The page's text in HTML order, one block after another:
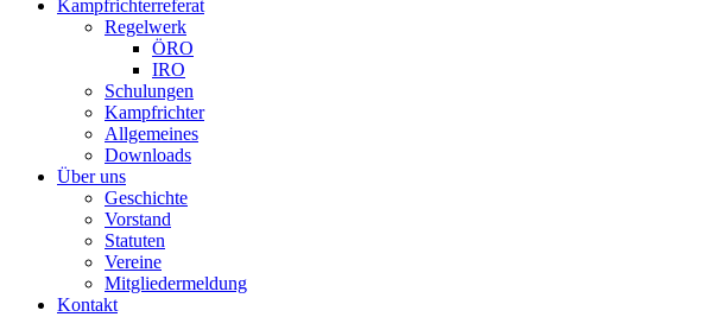
Kampfrichterreferat
Regelwerk
ÖRO
IRO
Schulungen
Kampfrichter
Allgemeines
Downloads
Über uns
Geschichte
Vorstand
Statuten
Vereine
Mitgliedermeldung
Kontakt